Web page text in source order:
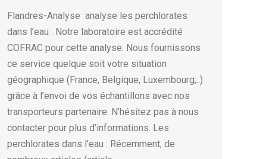
Flandres-Analyse analyse les perchlorates
dans l’eau . Notre laboratoire est accrédité
COFRAC pour cette analyse. Nous fournissons
ce service quelque soit votre situation
géographique (France, Belgique, Luxembourg;..)
grâce à l’envoi de vos échantillons avec nos
transporteurs partenaire. N’hésitez pas à nous
contacter pour plus d’informations. Les
perchlorates dans l’eau : Récemment, de